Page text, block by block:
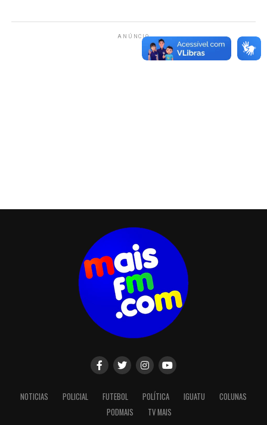
ANÚNCIO
NOTICIAS POLICIAL FUTEBOL POLÍTICA IGUATU
COLUNAS
PODMAIS
TV MAIS